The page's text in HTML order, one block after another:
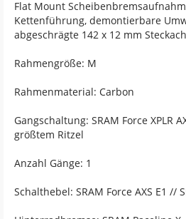
Flat Mount
Kettenführung, demontierbare
abgeschrägte 142 x 12 mm
Rahmengröße: M
Rahmenmaterial: Carbon
Gangschaltung: SRAM Force XPLR
größtem Ritzel
Anzahl Gänge: 1
Schalthebel: SRAM Force AXS E1 //